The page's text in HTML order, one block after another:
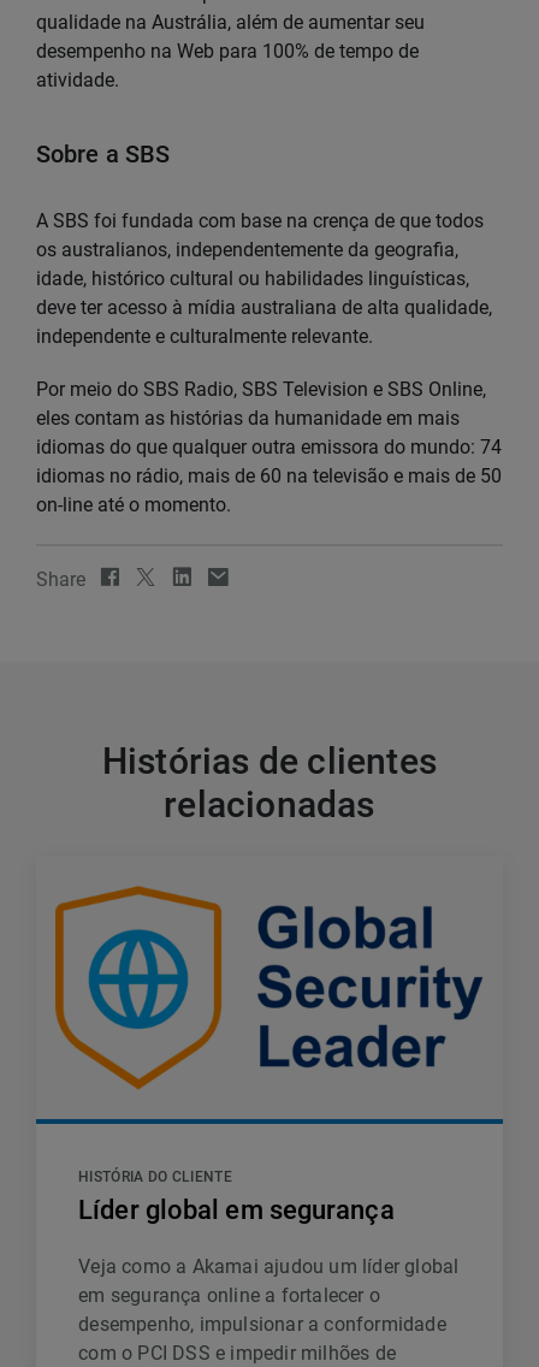
qualidade na Austrália, além de aumentar seu
desempenho na Web para 100% de tempo de
atividade.
Sobre a SBS
A SBS foi fundada com base na crença de que todos
os australianos, independentemente da geografia,
idade, histórico cultural ou habilidades linguísticas,
deve ter acesso à mídia australiana de alta qualidade,
independente e culturalmente relevante.
Por meio do SBS Radio, SBS Television e SBS Online,
eles contam as histórias da humanidade em mais
idiomas do que qualquer outra emissora do mundo: 74
idiomas no rádio, mais de 60 na televisão e mais de 50
on-line até o momento.
Share
Histórias de clientes
relacionadas
HISTÓRIA DO CLIENTE
Líder global em segurança
Veja como a Akamai ajudou um líder global
em segurança online a fortalecer o
desempenho, impulsionar a conformidade
com o PCI DSS e impedir milhões de